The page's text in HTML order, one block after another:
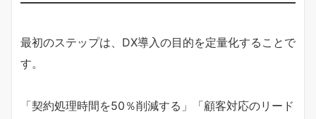
最初のステップは、DX導入の目的を定量化することで
す。
「契約処理時間を50％削減する」「顧客対応のリード